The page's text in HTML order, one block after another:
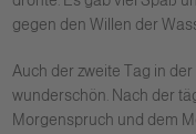
gegen den Willen der
Auch der zweite Tag in
wunderschön. Nach der
Morgenspruch und dem